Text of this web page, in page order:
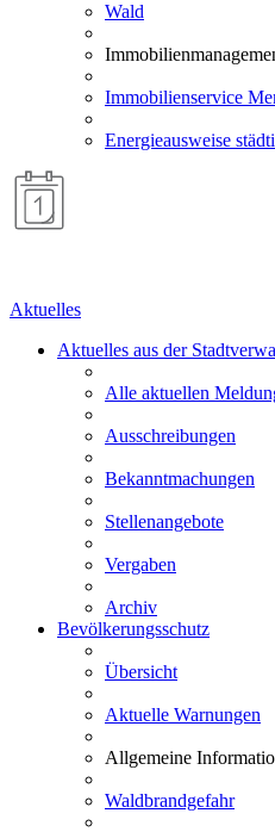
Wald
Immobilienservice
Energieausweise
Aktuelles
Aktuelles aus der
Alle aktuellen
Ausschreibungen
Bekanntmachungen
Stellenangebote
Vergaben
Archiv
Bevölkerungsschutz
Übersicht
Aktuelle Warnungen
Allgemeine
Waldbrandgefahr